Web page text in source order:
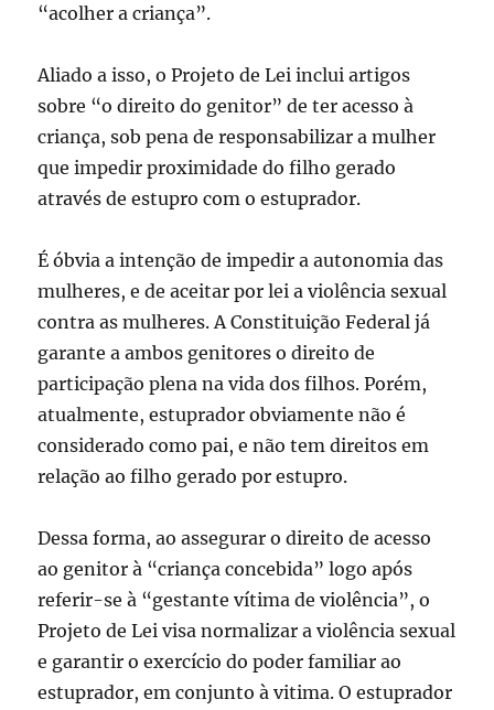
“acolher a criança”.
Aliado a isso, o Projeto de Lei inclui artigos
sobre “o direito do genitor” de ter acesso à
criança, sob pena de responsabilizar a mulher
que impedir proximidade do filho gerado
através de estupro com o estuprador.
É óbvia a intenção de impedir a autonomia das
mulheres, e de aceitar por lei a violência sexual
contra as mulheres. A Constituição Federal já
garante a ambos genitores o direito de
participação plena na vida dos filhos. Porém,
atualmente, estuprador obviamente não é
considerado como pai, e não tem direitos em
relação ao filho gerado por estupro.
Dessa forma, ao assegurar o direito de acesso
ao genitor à “criança concebida” logo após
referir-se à “gestante vítima de violência”, o
Projeto de Lei visa normalizar a violência sexual
e garantir o exercício do poder familiar ao
estuprador, em conjunto à vitima. O estuprador